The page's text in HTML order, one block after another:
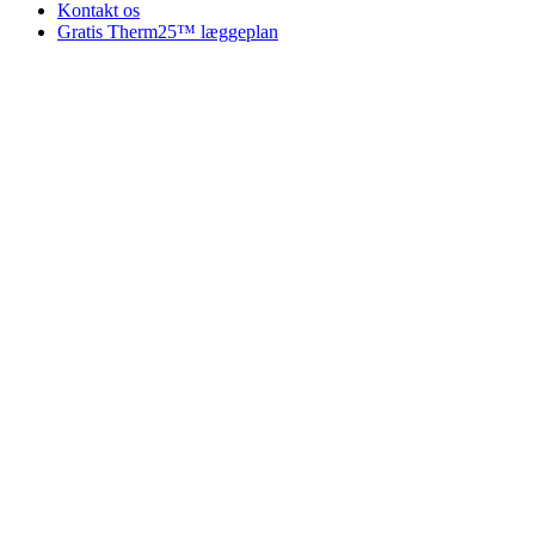
Kontakt os
Gratis Therm25™ læggeplan